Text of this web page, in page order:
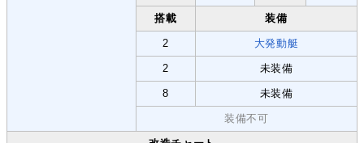
搭載 装備
2 大発動艇
2 未装備
8 未装備
装備不可